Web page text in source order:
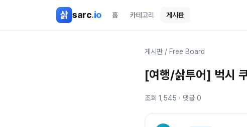
삵 sarc.io 홈 카테고리 게시판
게시판 / Free Board
[여행/삵투어] 벅시
조회 1,545 · 댓글 0